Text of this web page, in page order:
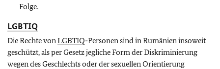
Folge.
LGBTIQ
Die Rechte vonLGBTIQ-Personen sind in Rumänien insoweit
geschützt, als per Gesetz jegliche Form der Diskriminierung
wegen des Geschlechts oder der sexuellen Orientierung